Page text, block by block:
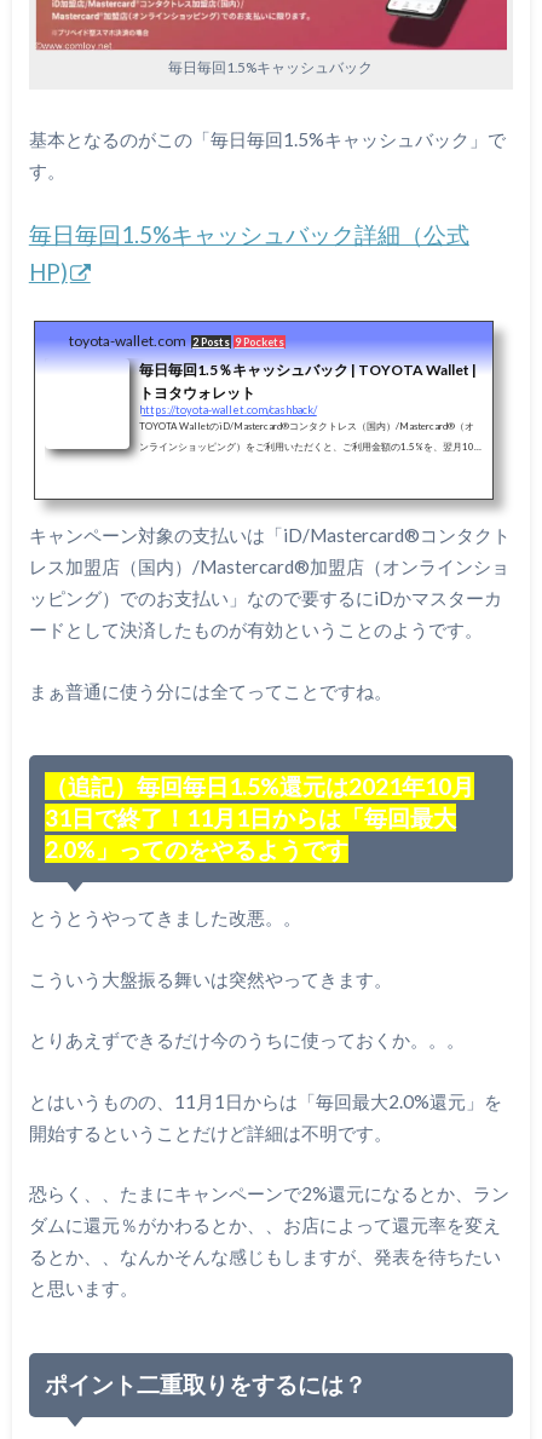
毎日毎回1.5%キャッシュバック
基本となるのがこの「毎日毎回1.5%キャッシュバック」で
す。
毎日毎回1.5%キャッシュバック詳細（公式
HP)
toyota-wallet.com 2 Posts 9 Pockets
毎日毎回1.5％キャッシュバック | TOYOTA Wallet |
トヨタウォレット
https://toyota-wallet.com/cashback/
TOYOTA WalletのiD/Mastercard®コンタクトレス（国内）/Mastercard®（オ
ンラインショッピング）をご利用いただくと、ご利用金額の1.5%を、翌月10
キャンペーン対象の支払いは「iD/Mastercard®コンタクト
レス加盟店（国内）/Mastercard®加盟店（オンラインショ
ッピング）でのお支払い」なので要するにiDかマスターカ
ードとして決済したものが有効ということのようです。
まぁ普通に使う分には全てってことですね。
（追記）毎回毎日1.5%還元は2021年10月
31日で終了！11月1日からは「毎回最大
2.0%」ってのをやるようです
とうとうやってきました改悪。。
こういう大盤振る舞いは突然やってきます。
とりあえずできるだけ今のうちに使っておくか。。。
とはいうものの、11月1日からは「毎回最大2.0%還元」を
開始するということだけど詳細は不明です。
恐らく、、たまにキャンペーンで2%還元になるとか、ラン
ダムに還元％がかわるとか、、お店によって還元率を変え
るとか、、なんかそんな感じもしますが、発表を待ちたい
と思います。
ポイント二重取りをするには？